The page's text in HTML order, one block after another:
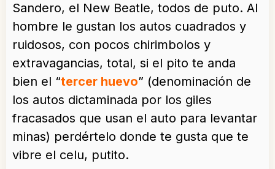
Sandero, el New Beatle, todos de puto. Al
hombre le gustan los autos cuadrados y
ruidosos, con pocos chirimbolos y
extravagancias, total, si el pito te anda
bien el “tercer huevo” (denominación de
los autos dictaminada por los giles
fracasados que usan el auto para levantar
minas) perdértelo donde te gusta que te
vibre el celu, putito.